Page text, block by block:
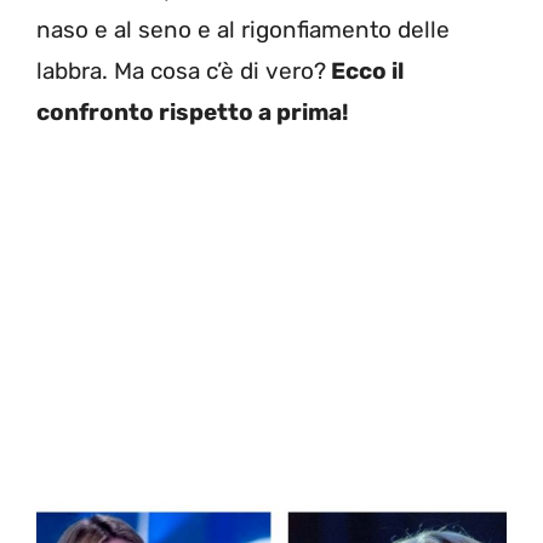
naso e al seno e al rigonfiamento delle
labbra. Ma cosa c’è di vero? Ecco il
confronto rispetto a prima!